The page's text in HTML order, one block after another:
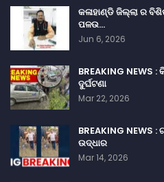
କଳାହାଣ୍ଡି ଜିଲ୍ଲା ର
ପଳଉ…
Jun 6, 2026
BREAKING NEWS
ଦୁର୍ଘଟଣା
Mar 22, 2026
BREAKING
ଉଦ୍ଧାର
Mar 14, 2026